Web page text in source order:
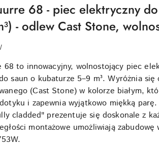
68 - piec elektryczny
- odlew Cast Stone,
68 to innowacyjny, wolnostojący piec
saun o kubaturze 5–9 m³. Wyróżnia się
(Cast Stone) w kolorze białym,
i zapewnia wyjątkowo miękką parę.
cladded" prezentuje się doskonale z
montażowe umożliwiają zabudowę